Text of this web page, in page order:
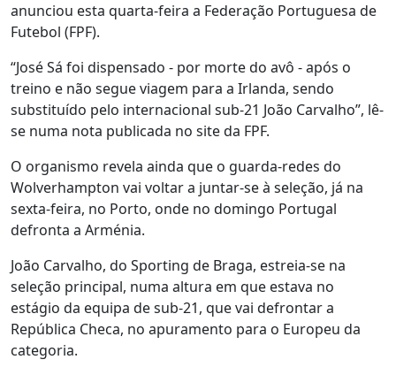
anunciou esta quarta-feira a Federação Portuguesa de
Futebol (FPF).
“José Sá foi dispensado - por morte do avô - após o
treino e não segue viagem para a Irlanda, sendo
substituído pelo internacional sub-21 João Carvalho”, lê-
se numa nota publicada no site da FPF.
O organismo revela ainda que o guarda-redes do
Wolverhampton vai voltar a juntar-se à seleção, já na
sexta-feira, no Porto, onde no domingo Portugal
defronta a Arménia.
João Carvalho, do Sporting de Braga, estreia-se na
seleção principal, numa altura em que estava no
estágio da equipa de sub-21, que vai defrontar a
República Checa, no apuramento para o Europeu da
categoria.